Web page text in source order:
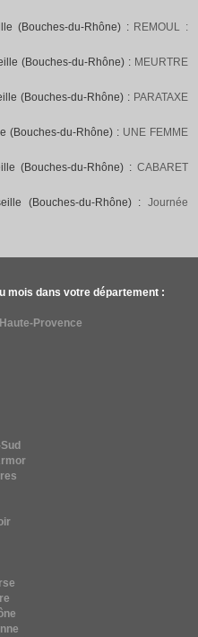
(Bouches-du-Rhône) : REMOUL :
(Bouches-du-Rhône) : MEURTRE
(Bouches-du-Rhône) : PARATAXE
(Bouches-du-Rhône) : UNE FEMME
(Bouches-du-Rhône) : CABARET
(Bouches-du-Rhône) : Journée
mois dans votre département :
Provence